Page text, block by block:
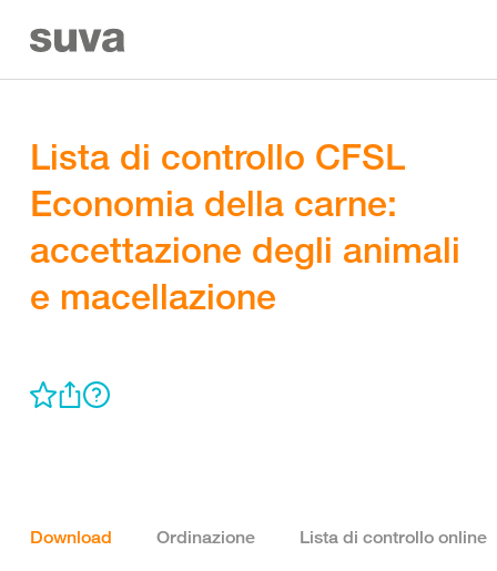
Lista di controllo CFSL
Economia della carne:
accettazione degli animali
e macellazione
Download Ordinazione Lista di controllo online